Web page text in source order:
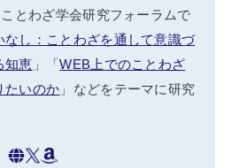
とわざ学会研究フォーラムで
なし：ことわざを通して意識づ
知恵 」「WEB上でのことわざ
たいのか 」などをテーマに研究